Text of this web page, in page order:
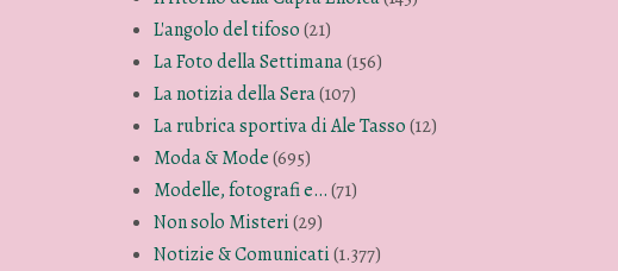
L'angolo del tifoso(21)
La Foto della Settimana(156)
La notizia della Sera(107)
La rubrica sportiva di Ale Tasso(12)
Moda & Mode(695)
Modelle, fotografi e…(71)
Non solo Misteri(29)
Notizie & Comunicati(1.377)